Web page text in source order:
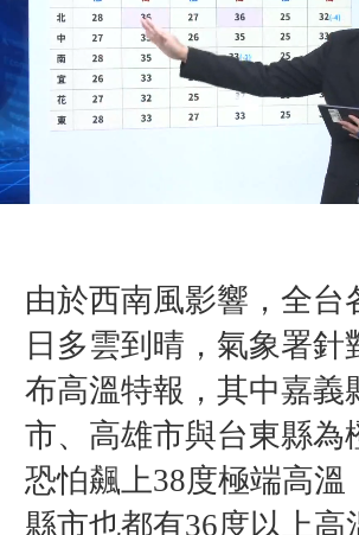
由於西南風影響，全台
日多雲到晴，氣象署針
布高溫特報，其中嘉義
市、高雄市與台東縣為
恐怕飆上38度極端高溫
縣市也都有36度以上高